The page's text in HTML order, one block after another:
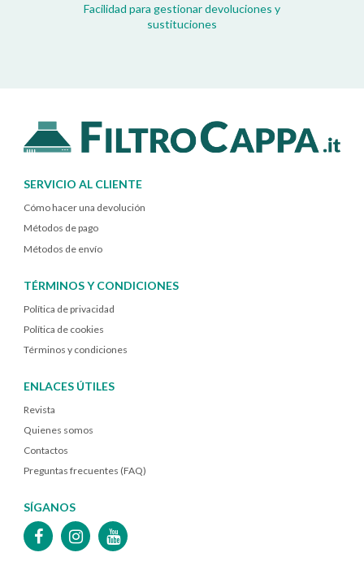
Facilidad para gestionar devoluciones y
sustituciones
SERVICIO AL CLIENTE
Cómo hacer una devolución
Métodos de pago
Métodos de envío
TÉRMINOS Y CONDICIONES
Política de privacidad
Política de cookies
Términos y condiciones
ENLACES ÚTILES
Revista
Quienes somos
Contactos
Preguntas frecuentes (FAQ)
SÍGANOS